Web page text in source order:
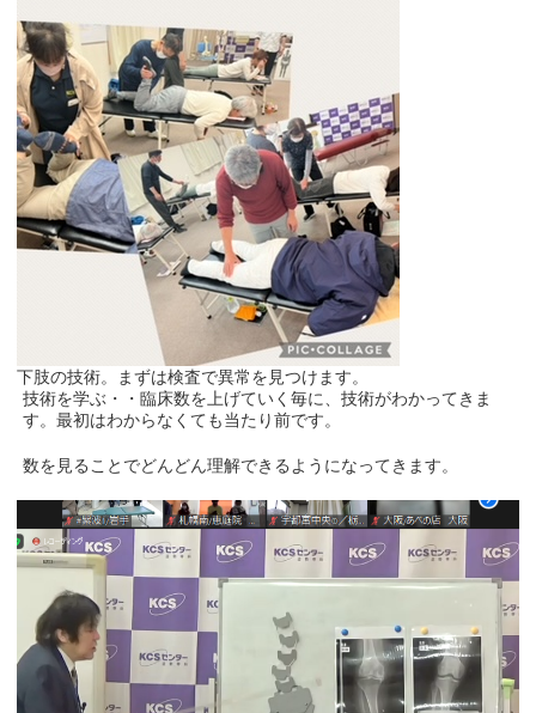
下肢の技術。まずは検査で異常を見つけます。
技術を学ぶ・・臨床数を上げていく毎に、技術がわかってきま
す。最初はわからなくても当たり前です。
数を見ることでどんどん理解できるようになってきます。